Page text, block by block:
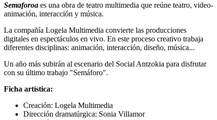
Semaforoa es una obra de teatro multimedia que reúne teatro, video-
animación, interacción y música.
La compañía Logela Multimedia convierte las producciones
digitales en espectáculos en vivo. En este proceso creativo trabaja
diferentes disciplinas: animación, interacción, diseño, música...
Un año más subirán al escenario del Social Antzokia para disfrutar
con su último trabajo "Semáforo".
Ficha artística:
Creación: Logela Multimedia
Dirección dramatúrgica: Sonia Villamor